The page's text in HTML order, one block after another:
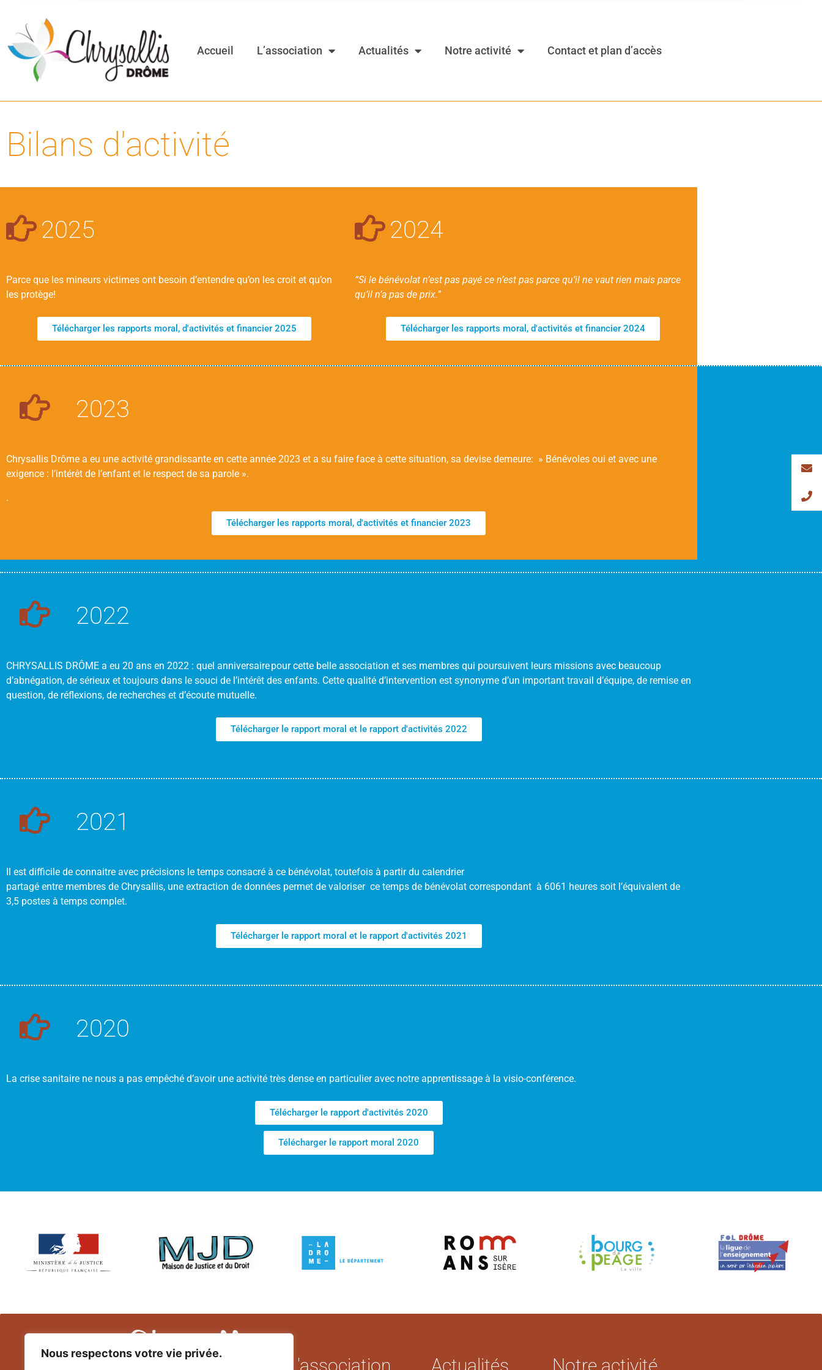
Nous respectons votre vie privée.
Accueil L’association Actualités Notre activité Contact et plan d’accès
Bilans d'activité
2025
Parce que les mineurs victimes ont besoin d’entendre qu’on les croit et qu’on
les protège!
Télécharger les rapports moral, d'activités et financier 2025
2024
“Si le bénévolat n’est pas payé ce n’est pas parce qu’il ne vaut rien mais parce
qu’il n’a pas de prix.”
Télécharger les rapports moral, d'activités et financier 2024
2023
Chrysallis Drôme a eu une activité grandissante en cette année 2023 et a su faire face à cette situation, sa devise demeure: » Bénévoles oui et avec une
exigence : l’intérêt de l’enfant et le respect de sa parole ».
.
Télécharger les rapports moral, d'activités et financier 2023
2022
CHRYSALLIS DRÔME a eu 20 ans en 2022 : quel anniversaire pour cette belle association et ses membres qui poursuivent leurs missions avec beaucoup
d’abnégation, de sérieux et toujours dans le souci de l’intérêt des enfants. Cette qualité d’intervention est synonyme d’un important travail d’équipe, de remise en
question, de réflexions, de recherches et d’écoute mutuelle.
Télécharger le rapport moral et le rapport d'activités 2022
2021
Il est difficile de connaitre avec précisions le temps consacré à ce bénévolat, toutefois à partir du calendrier
partagé entre membres de Chrysallis, une extraction de données permet de valoriser ce temps de bénévolat correspondant à 6061 heures soit l’équivalent de
3,5 postes à temps complet.
Télécharger le rapport moral et le rapport d'activités 2021
2020
La crise sanitaire ne nous a pas empêché d’avoir une activité très dense en particulier avec notre apprentissage à la visio-conférence.
Télécharger le rapport d'activités 2020
Télécharger le rapport moral 2020
L'association Actualités Notre activité